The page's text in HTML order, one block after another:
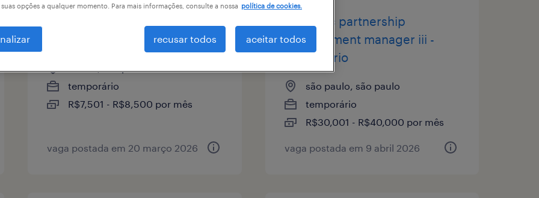
temporário
R$7,501 - R$8,500 por mês
vaga postada em 20 março 2026
strategic partnership
development manager iii -
temporário
são paulo, são paulo
temporário
R$30,001 - R$40,000 por mês
vaga postada em 9 abril 2026
opções a qualquer momento. Para mais informações, consulte a nossa política de cookies.
recusar todos aceitar todos